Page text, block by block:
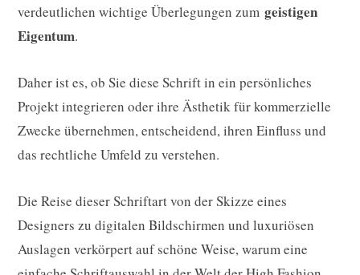
verdeutlichen wichtige Überlegungen zum geistigen
Eigentum.
Daher ist es, ob Sie diese Schrift in ein persönliches
Projekt integrieren oder ihre Ästhetik für kommerzielle
Zwecke übernehmen, entscheidend, ihren Einfluss und
das rechtliche Umfeld zu verstehen.
Die Reise dieser Schriftart von der Skizze eines
Designers zu digitalen Bildschirmen und luxuriösen
Auslagen verkörpert auf schöne Weise, warum eine